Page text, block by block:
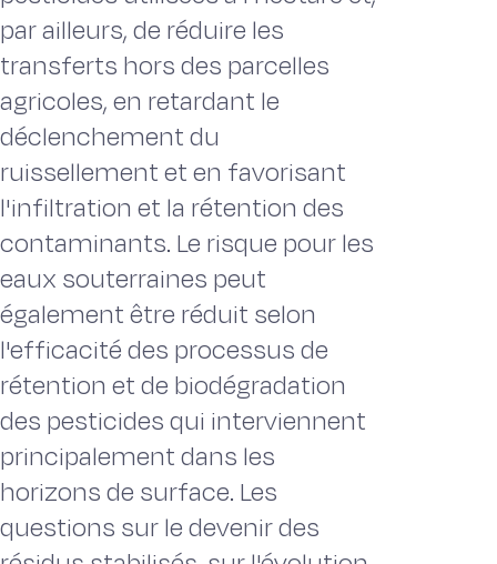
par ailleurs, de réduire les
transferts hors des parcelles
agricoles, en retardant le
déclenchement du
ruissellement et en favorisant
l'infiltration et la rétention des
contaminants. Le risque pour les
eaux souterraines peut
également être réduit selon
l'efficacité des processus de
rétention et de biodégradation
des pesticides qui interviennent
principalement dans les
horizons de surface. Les
questions sur le devenir des